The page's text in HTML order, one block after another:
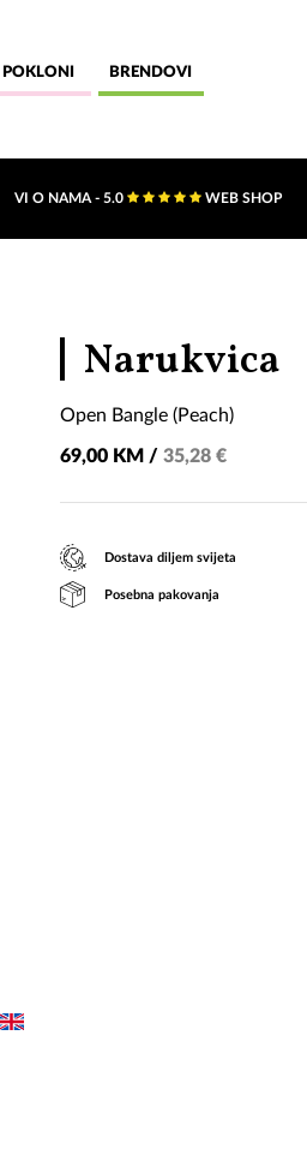
POKLONI BRENDOVI
VI O NAMA - 5.0 WEB SHOP
Narukvica
Open Bangle (Peach)
69,00 KM /35,28 €
Dostava diljem svijeta
Posebna pakovanja